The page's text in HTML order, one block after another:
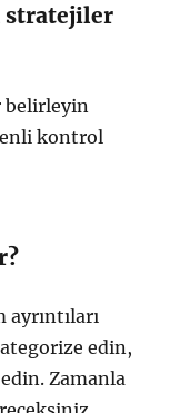
stratejiler
belirleyin
kontrol
edin,
Zamanla